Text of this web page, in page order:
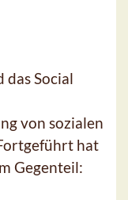
das Social
von sozialen
hat
Gegenteil: